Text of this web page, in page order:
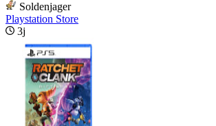
Soldenjager
Playstation Store
3j